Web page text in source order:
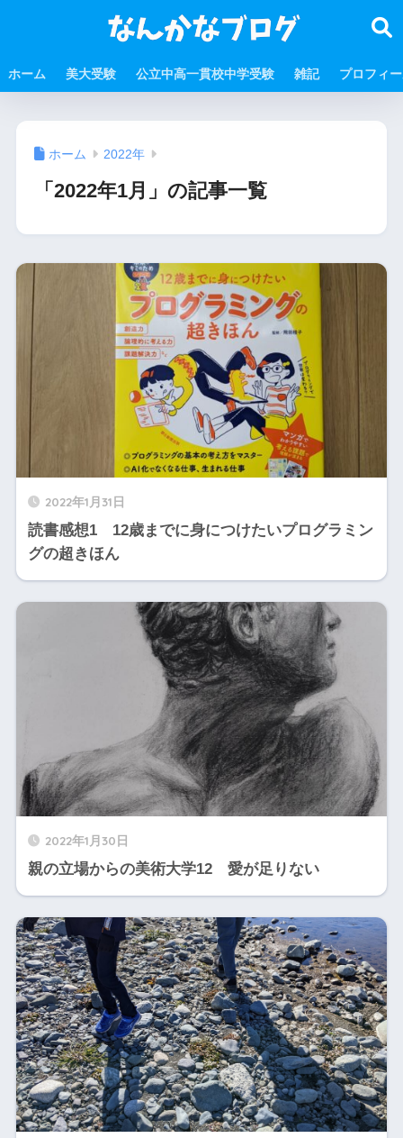
ホーム 美大受験 公立中高一貫校中学受験 雑記 プロフィ
ホーム 2022年
「2022年1月」の記事一覧
2022年1月31日
読書感想1 12歳までに身につけたいプログラミン
グの超きほん
2022年1月30日
親の立場からの美術大学12 愛が足りない